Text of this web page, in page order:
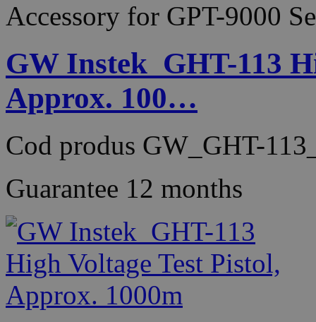
Accessory for GPT-9000
GW Instek_GHT-113
Approx. 100…
Cod produs GW_GHT-
Guarantee 12 months